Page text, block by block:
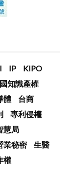
IP
KIPO
知識產權
體
台商
專利侵權
慧局
業秘密
生醫
權